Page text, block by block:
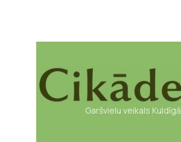
Garšvielu veikals Kuldīgā